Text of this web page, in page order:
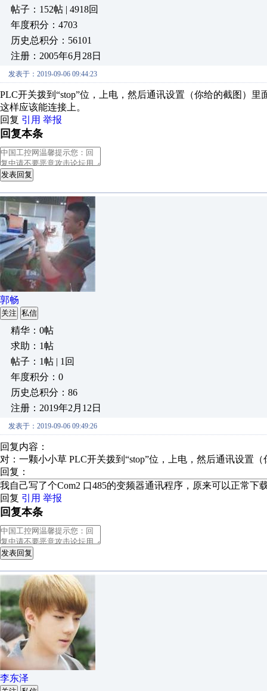
帖子：152帖 | 4918回
年度积分：4703
历史总积分：56101
注册：2005年6月28日
发表于：2019-09-06 09:44:23
PLC开关拨到“stop”位，上电，然后通讯设置（你给的截图）里
这样应该能连接上。
回复 引用 举报
回复本条
发表回复
郭畅
关注 私信
精华：0帖
求助：1帖
帖子：1帖 | 1回
年度积分：0
历史总积分：86
注册：2019年2月12日
发表于：2019-09-06 09:49:26
回复内容：
对：一颗小小草 PLC开关拨到“stop”位，上电，然后通讯设
回复：
我自己写了个Com2 口485的变频器通讯程序，原来可以正常
回复 引用 举报
回复本条
发表回复
李东泽